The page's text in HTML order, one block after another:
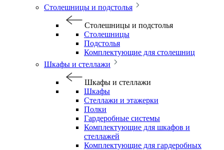
Столешницы и подстолья
Столешницы и подстолья
Столешницы
Подстолья
Комплектующие для столешниц
Шкафы и стеллажи
Шкафы и стеллажи
Шкафы
Стеллажи и этажерки
Полки
Гардеробные системы
Комплектующие для шкафов и
стеллажей
Комплектующие для гардеробных